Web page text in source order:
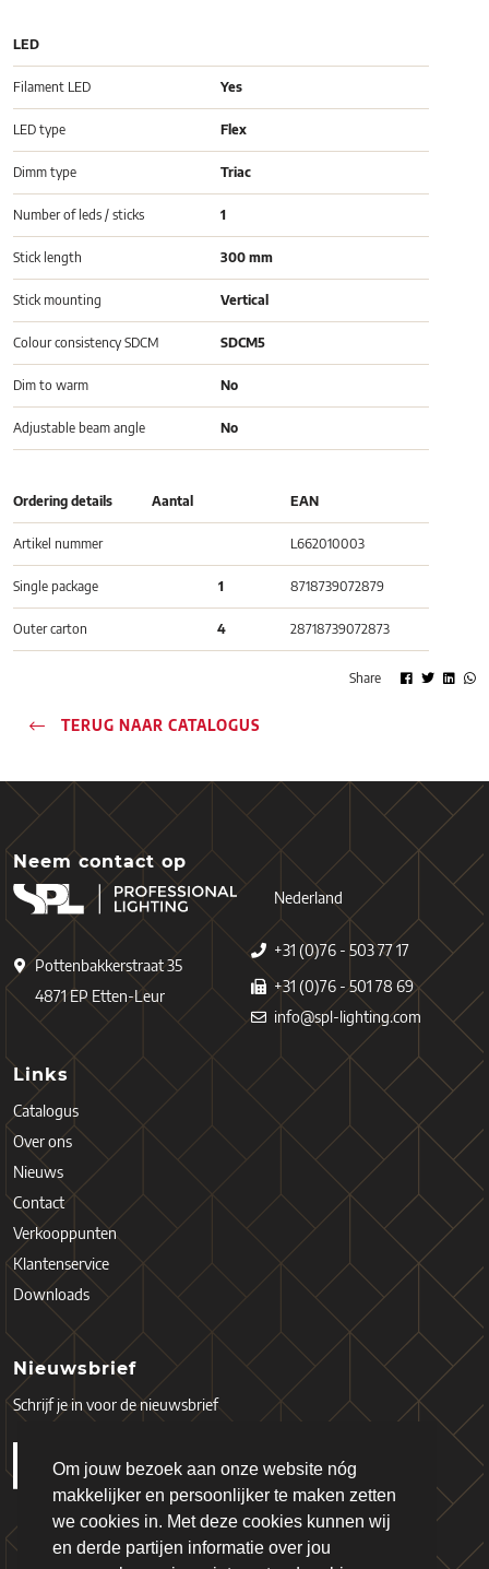
Om jouw bezoek aan onze website nóg
makkelijker en persoonlijker te maken zetten
we cookies in. Met deze cookies kunnen wij
en derde partijen informatie over jou
LED
Filament LED Yes
LED type Flex
Dimm type Triac
Number of leds / sticks 1
Stick length 300 mm
Stick mounting Vertical
Colour consistency SDCM SDCM5
Dim to warm No
Adjustable beam angle No
Ordering details Aantal EAN
Artikel nummer L662010003
Single package 1 8718739072879
Outer carton 4 28718739072873
Share
TERUG NAAR CATALOGUS
Neem contact op
Pottenbakkerstraat 35
4871 EP Etten-Leur
Nederland
+31 (0)76 - 503 77 17
+31 (0)76 - 501 78 69
info@spl-lighting.com
Links
Catalogus
Over ons
Nieuws
Contact
Verkooppunten
Klantenservice
Downloads
Nieuwsbrief
Schrijf je in voor de nieuwsbrief